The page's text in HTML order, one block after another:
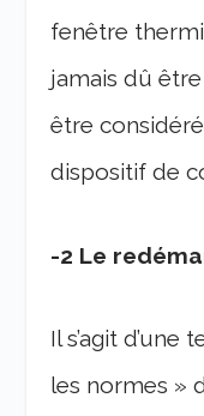
fenêtre
jamais dû
être
dispositif de
-2 Le
Il s’agit
les normes »